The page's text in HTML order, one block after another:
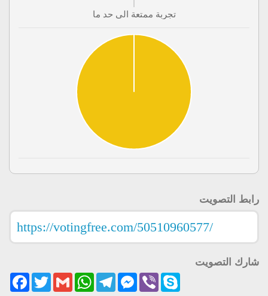
رابط التصويت
شارك التصويت
TwitterGmail
WhatsAppTelegram
Messenger ViberSkype